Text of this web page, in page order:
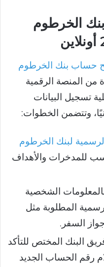
الخرطوم
حساب بنك الخرطوم
2026 الاستفادة من المنصة الرقمية
تسجيل البيانات
وتتضمن الخطوات:
الرسمية لبنك الخرطوم
للمدخرات والأهداف
بالمعلومات الشخصية
المطلوبة مثل
السفر.
البنك المختص للتأكد
رقم الحساب الجديد